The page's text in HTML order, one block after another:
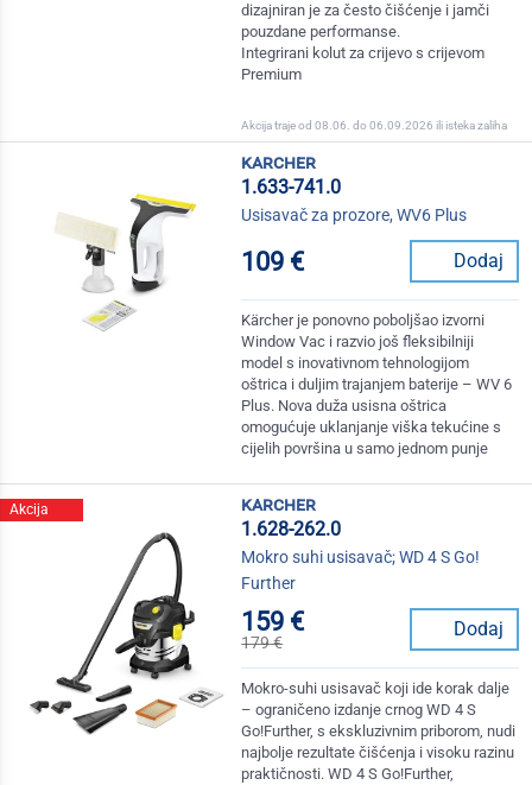
dizajniran je za često čišćenje i jamči
pouzdane performanse.
Integrirani kolut za crijevo s crijevom
Premium
Akcija traje od 08.06. do 06.09.2026 ili isteka zaliha
karcher
1.633-741.0
Usisavač za prozore, WV6 Plus
109 € Dodaj
Kärcher je ponovno poboljšao izvorni
Window Vac i razvio još fleksibilniji
model s inovativnom tehnologijom
oštrica i duljim trajanjem baterije – WV 6
Plus. Nova duža usisna oštrica
omogućuje uklanjanje viška tekućine s
cijelih površina u samo jednom punje
Akcija
karcher
1.628-262.0
Mokro suhi usisavač; WD 4 S Go!
Further
159 €
179 €
Dodaj
Mokro-suhi usisavač koji ide korak dalje
– ograničeno izdanje crnog WD 4 S
Go!Further, s ekskluzivnim priborom, nudi
najbolje rezultate čišćenja i visoku razinu
praktičnosti. WD 4 S Go!Further,